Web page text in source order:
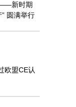
——新时期
圆满举行
欧盟CE认